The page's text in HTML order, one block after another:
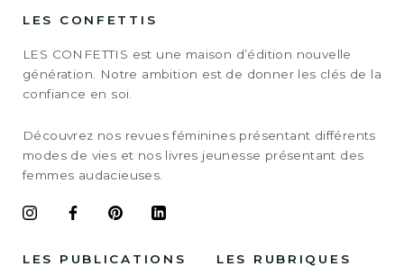
LES CONFETTIS
LES CONFETTIS est une maison d’édition nouvelle
génération. Notre ambition est de donner les clés de la
confiance en soi.
Découvrez nos revues féminines présentant différents
modes de vies et nos livres jeunesse présentant des
femmes audacieuses.
LES PUBLICATIONS LES RUBRIQUES